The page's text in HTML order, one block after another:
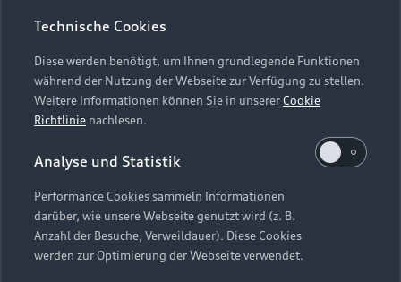
Online-Terminvereinbarung
Servicekontakt
Vertrag widerrufen
Investor Relations
Presse & Media Center
Datenschutz
Audi erleben
Newsletter
Impressum Rechtliches
Hinweisgebersystem
Datenschutzinformation
Cookie-Einstellungen
Cookie-Richtlinie
Barrierefreiheit
Hinweis: Die aktuelle Darstellung und Anordnung der
Embleme am Fahrzeug bei allen Abbildungen auf dieser
Webseite kann abweichen.
Technische Cookies
Diese werden benötigt, um Ihnen grundlegende Funktionen
während der Nutzung der Webseite zur Verfügung zu stellen.
Weitere Informationen können Sie in unsererCookie
Richtlinie nachlesen.
Analyse und Statistik
Performance Cookies sammeln Informationen
darüber, wie unsere Webseite genutzt wird (z. B.
Anzahl der Besuche, Verweildauer). Diese Cookies
werden zur Optimierung der Webseite verwendet.